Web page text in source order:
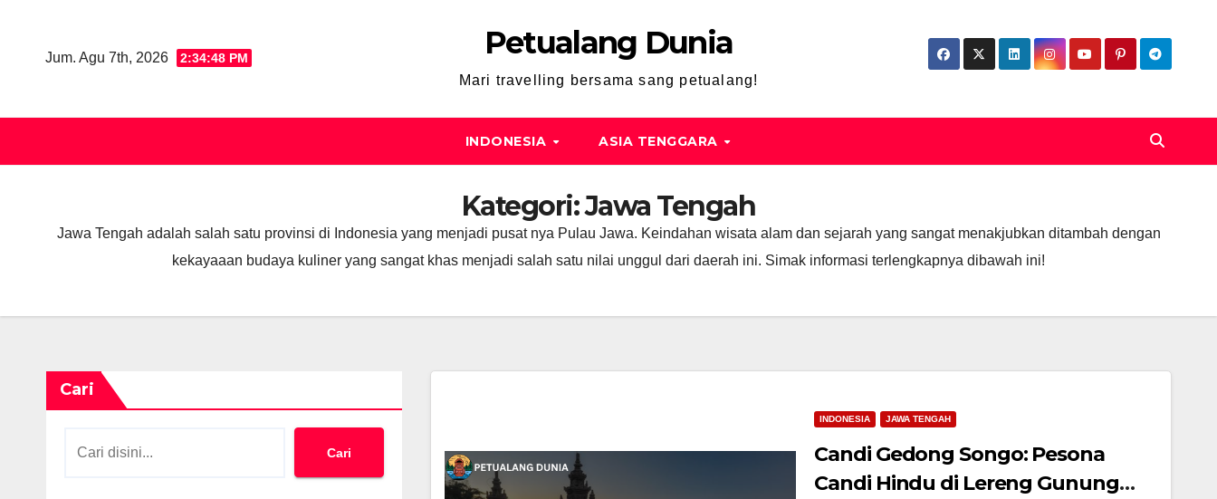
content
Jum. Agu 7th, 2026 2:34:49 PM Petualang Dunia
Mari travelling bersama sang petualang!
INDONESIA ASIA TENGGARA
Kategori:Jawa Tengah
Jawa Tengah adalah salah satu provinsi di Indonesia yang menjadi pusat nya Pulau Jawa. Keindahan wisata alam dan sejarah yang sangat menakjubkan ditambah dengan
kekayaaan budaya kuliner yang sangat khas menjadi salah satu nilai unggul dari daerah ini. Simak informasi terlengkapnya dibawah ini!
Cari
Cari
INDONESIA JAWA TENGAH
Candi Gedong Songo: Pesona
Candi Hindu di Lereng Gunung